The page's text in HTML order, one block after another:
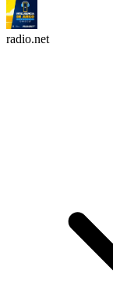
radio.net